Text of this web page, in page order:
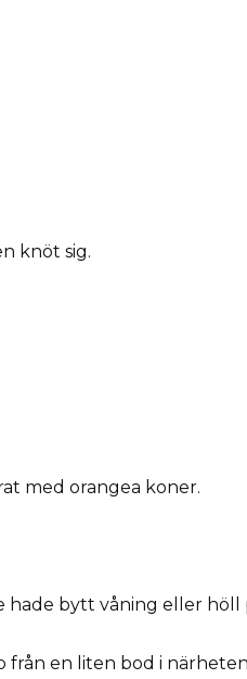
knöt sig.
med orangea koner.
hade bytt våning eller höll
från en liten bod i